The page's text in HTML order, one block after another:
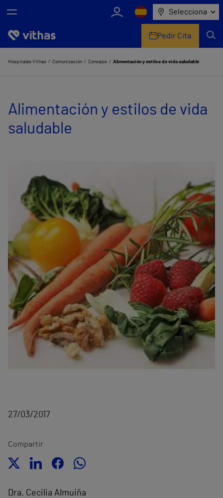
Selecciona
Nosotros
Servicios de salud
Equipo médico y asistencial
Comunicación
Pedir Cita
Hospitales Vithas Comunicación Consejos Alimentación y estilos de vida saludable
Alimentación y estilos de vida
saludable
27/03/2017
Compartir
Dra. Cecilia Almuiña